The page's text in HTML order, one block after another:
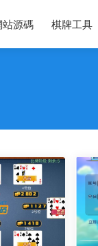
站源碼 棋牌工具